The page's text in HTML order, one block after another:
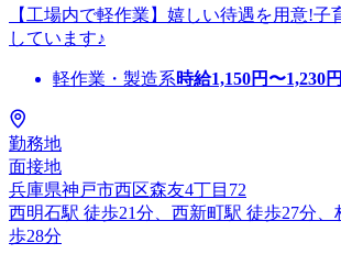
【工場内で軽作業】嬉しい待遇を用意!子
しています♪
軽作業・製造系時給1,150円〜1,230円
勤務地
面接地
兵庫県神戸市西区森友4丁目72
西明石駅 徒歩21分、西新町駅 徒歩27分
歩28分